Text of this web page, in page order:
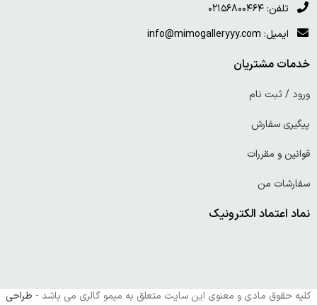
تلفن: ۰۲۱۵۶۸۰۰۴۶۴
ایمیل: info@mimogalleryyy.com
خدمات مشتریان
ورود / ثبت نام
پیگیری سفارش
قوانین و مقررات
سفارشات من
نماد اعتماد الکترونیک
کلیه حقوق مادی و معنوی این سایت متعلق به میمو گالری می باشد - طراحی